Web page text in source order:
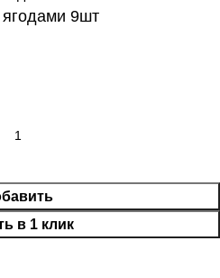
9шт
в 1 клик